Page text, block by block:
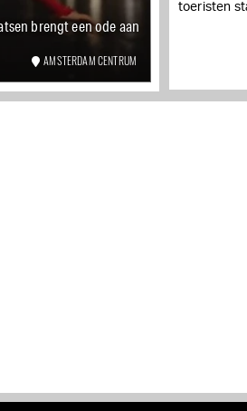
brengt een ode aan
AMSTERDAM CENTRUM
toeristen